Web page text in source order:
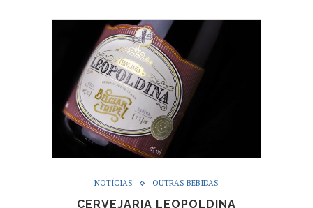
NOTÍCIAS OUTRAS BEBIDAS
CERVEJARIA LEOPOLDINA